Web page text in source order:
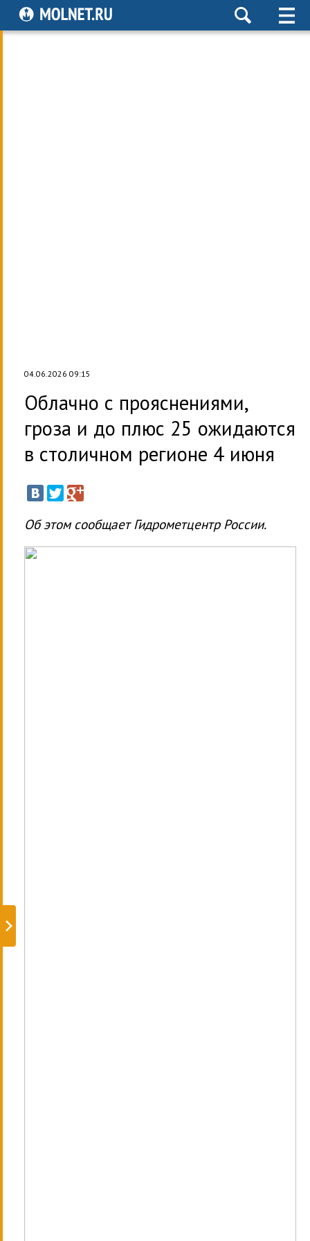
04.06.2026 09:15
Облачно с прояснениями,
гроза и до плюс 25 ожидаются
в столичном регионе 4 июня
Об этом сообщает Гидрометцентр России.